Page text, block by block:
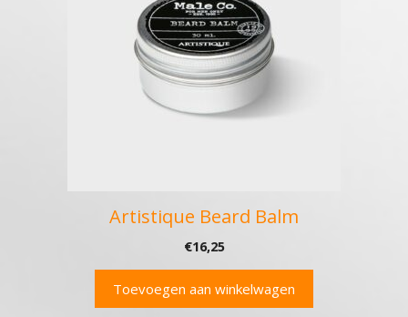
Artistique Beard Balm
€16,25
Toevoegen aan winkelwagen